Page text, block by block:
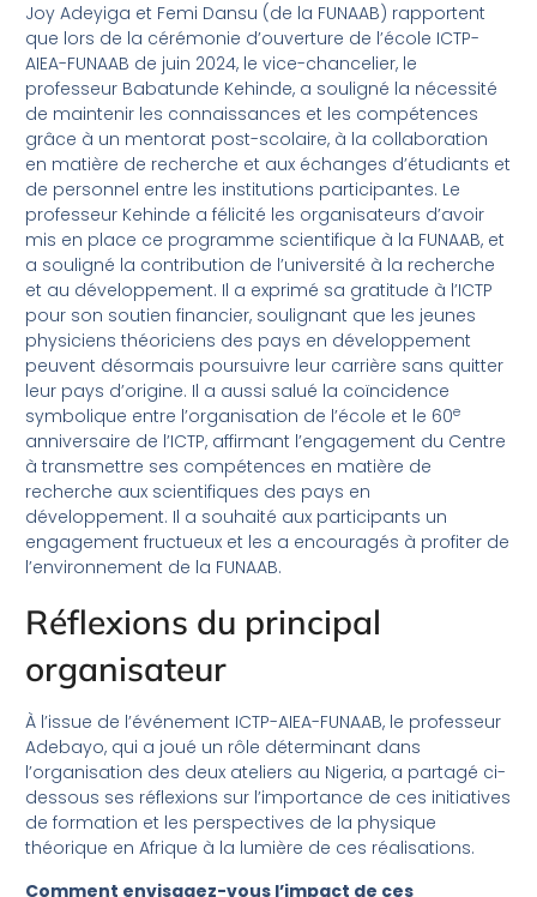
Joy Adeyiga et Femi Dansu (de la FUNAAB) rapportent
que lors de la cérémonie d’ouverture de l’école ICTP-
AIEA-FUNAAB de juin 2024, le vice-chancelier, le
professeur Babatunde Kehinde, a souligné la nécessité
de maintenir les connaissances et les compétences
grâce à un mentorat post-scolaire, à la collaboration
en matière de recherche et aux échanges d’étudiants et
de personnel entre les institutions participantes. Le
professeur Kehinde a félicité les organisateurs d’avoir
mis en place ce programme scientifique à la FUNAAB, et
a souligné la contribution de l’université à la recherche
et au développement. Il a exprimé sa gratitude à l’ICTP
pour son soutien financier, soulignant que les jeunes
physiciens théoriciens des pays en développement
peuvent désormais poursuivre leur carrière sans quitter
leur pays d’origine. Il a aussi salué la coïncidence
symbolique entre l’organisation de l’école et le 60e
anniversaire de l’ICTP, affirmant l’engagement du Centre
à transmettre ses compétences en matière de
recherche aux scientifiques des pays en
développement. Il a souhaité aux participants un
engagement fructueux et les a encouragés à profiter de
l’environnement de la FUNAAB.
Réflexions du principal
organisateur
À l’issue de l’événement ICTP-AIEA-FUNAAB, le professeur
Adebayo, qui a joué un rôle déterminant dans
l’organisation des deux ateliers au Nigeria, a partagé ci-
dessous ses réflexions sur l’importance de ces initiatives
de formation et les perspectives de la physique
théorique en Afrique à la lumière de ces réalisations.
Comment envisagez-vous l’impact de ces